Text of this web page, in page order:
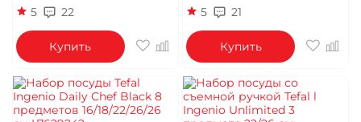
5 22
Купить
5 21
Купить